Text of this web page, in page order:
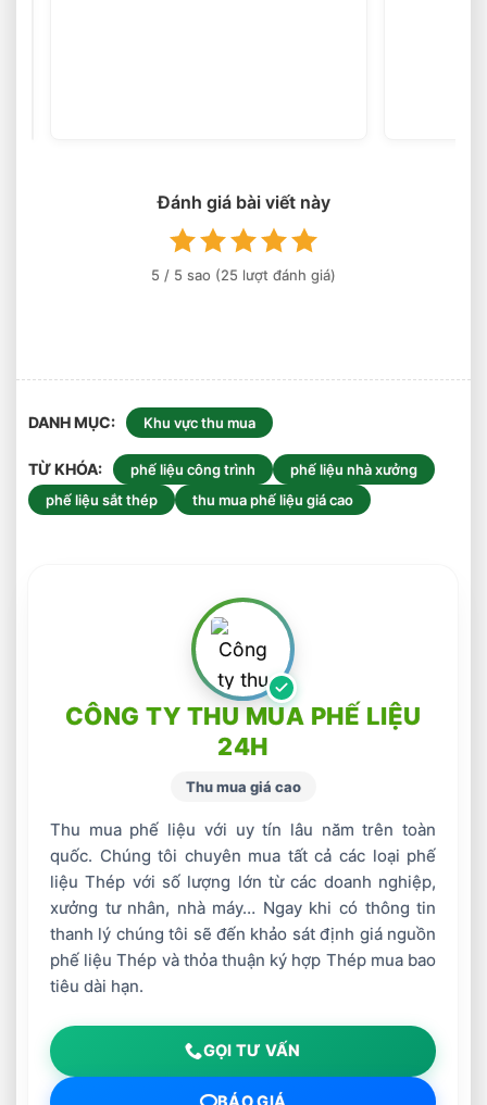
Đánh giá bài viết này
5 / 5 sao (25 lượt đánh giá)
DANH MỤC Khu vực thu mua
TỪ KHÓA phế liệu công trình
phế liệu nhà xưởng
phế liệu sắt thép
thu mua phế liệu giá cao
CÔNG TY THU MUA PHẾ LIỆU
24H
Thu mua giá cao
Thu mua phế liệu với uy tín lâu năm trên toàn
quốc. Chúng tôi chuyên mua tất cả các loại phế
liệu Thép với số lượng lớn từ các doanh nghiệp,
xưởng tư nhân, nhà máy… Ngay khi có thông tin
thanh lý chúng tôi sẽ đến khảo sát định giá nguồn
phế liệu Thép và thỏa thuận ký hợp Thép mua bao
tiêu dài hạn.
GỌI TƯ VẤN